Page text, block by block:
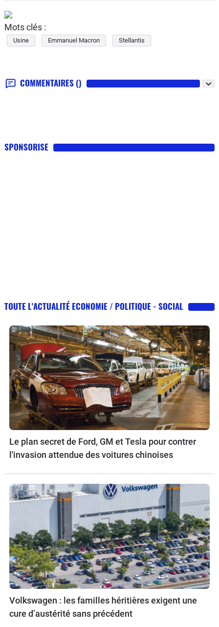
Mots clés :
Usine Emmanuel Macron Stellantis
COMMENTAIRES ()
SPONSORISE
TOUTE L'ACTUALITÉ ECONOMIE / POLITIQUE - SOCIAL
Le plan secret de Ford, GM et Tesla pour contrer
l'invasion attendue des voitures chinoises
Volkswagen : les familles héritières exigent une
cure d’austérité sans précédent